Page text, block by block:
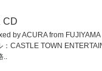
CD
by ACURA from
CASTLE TOWN
..